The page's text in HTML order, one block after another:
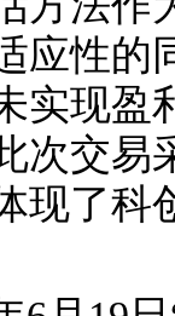
应性的
实现盈
次交易
现了科